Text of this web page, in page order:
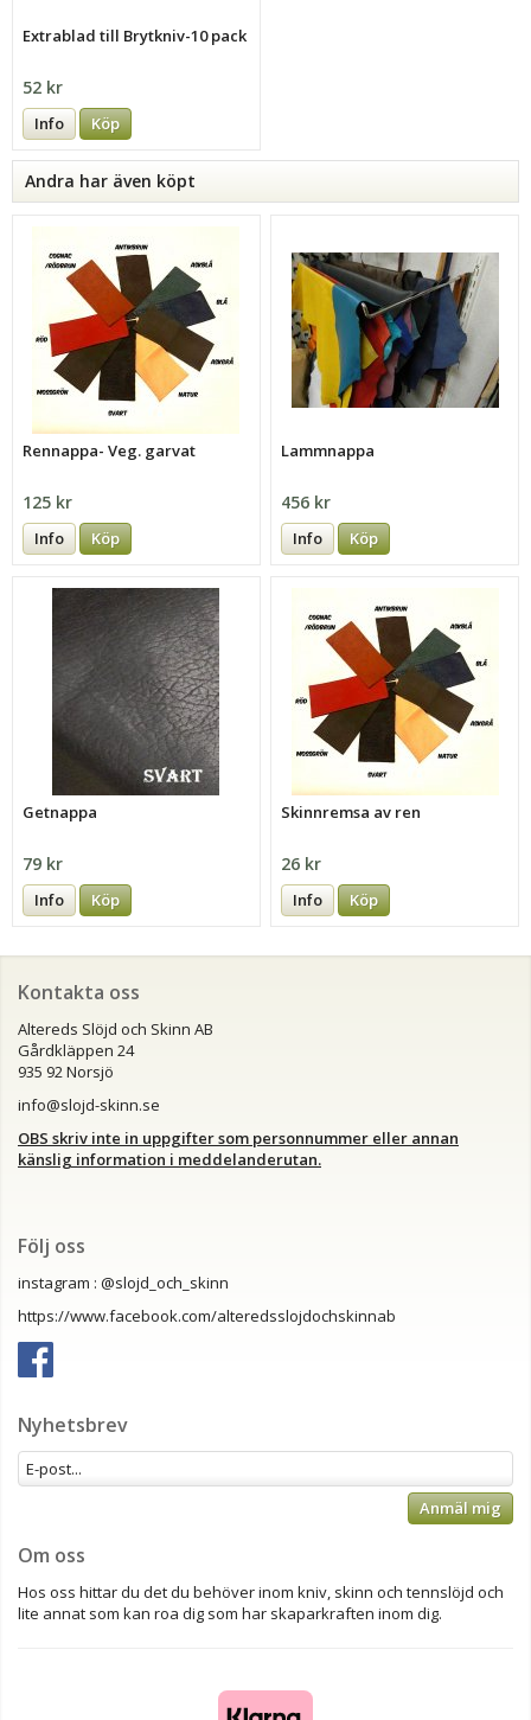
Extrablad till Brytkniv-10 pack
52 kr
Info Köp
Andra har även köpt
Rennappa- Veg. garvat
125 kr
Info Köp
Lammnappa
456 kr
Info Köp
Getnappa
79 kr
Info Köp
Skinnremsa av ren
26 kr
Info Köp
Kontakta oss
Altereds Slöjd och Skinn AB
Gårdkläppen 24
935 92 Norsjö
info@slojd-skinn.se
OBS skriv inte in uppgifter som personnummer eller annan
känslig information i meddelanderutan.
Följ oss
instagram : @slojd_och_skinn
https://www.facebook.com/alteredsslojdochskinnab
Nyhetsbrev
Anmäl mig
Om oss
Hos oss hittar du det du behöver inom kniv, skinn och tennslöjd och
lite annat som kan roa dig som har skaparkraften inom dig.